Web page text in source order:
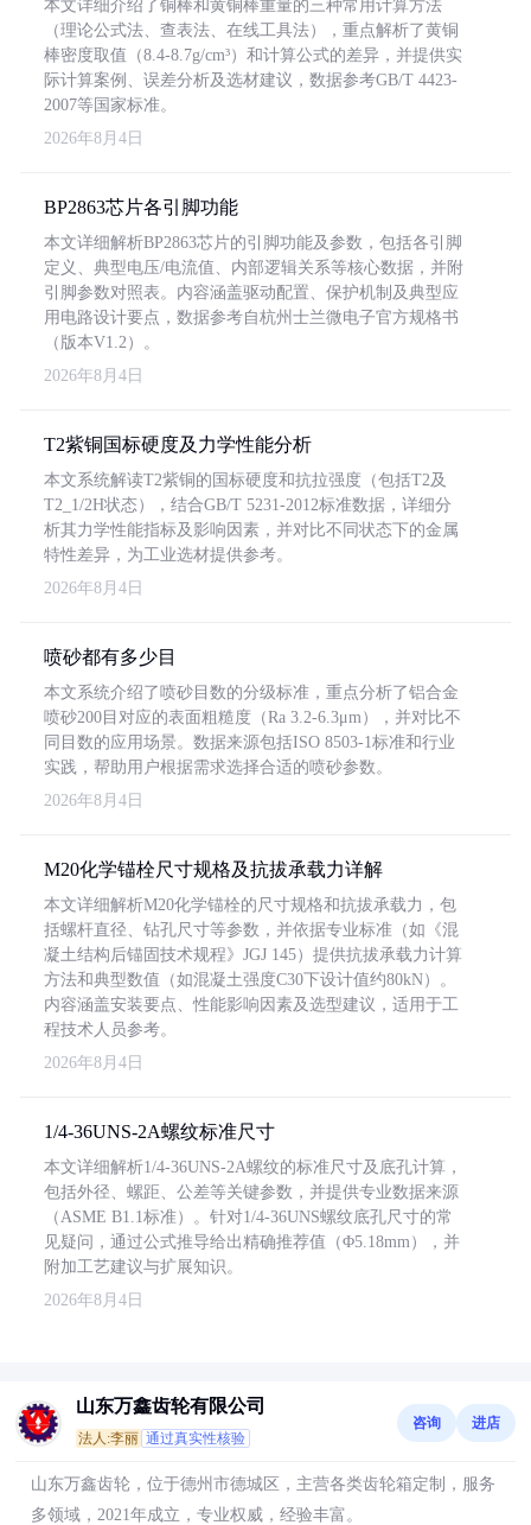
本文详细介绍了铜棒和黄铜棒重量的三种常用计算方法
（理论公式法、查表法、在线工具法），重点解析了黄铜
棒密度取值（8.4-8.7g/cm³）和计算公式的差异，并提供实
际计算案例、误差分析及选材建议，数据参考GB/T 4423-
2007等国家标准。
2026年8月4日
BP2863芯片各引脚功能
本文详细解析BP2863芯片的引脚功能及参数，包括各引脚
定义、典型电压/电流值、内部逻辑关系等核心数据，并附
引脚参数对照表。内容涵盖驱动配置、保护机制及典型应
用电路设计要点，数据参考自杭州士兰微电子官方规格书
（版本V1.2）。
2026年8月4日
T2紫铜国标硬度及力学性能分析
本文系统解读T2紫铜的国标硬度和抗拉强度（包括T2及
T2_1/2H状态），结合GB/T 5231-2012标准数据，详细分
析其力学性能指标及影响因素，并对比不同状态下的金属
特性差异，为工业选材提供参考。
2026年8月4日
喷砂都有多少目
本文系统介绍了喷砂目数的分级标准，重点分析了铝合金
喷砂200目对应的表面粗糙度（Ra 3.2-6.3μm），并对比不
同目数的应用场景。数据来源包括ISO 8503-1标准和行业
实践，帮助用户根据需求选择合适的喷砂参数。
2026年8月4日
M20化学锚栓尺寸规格及抗拔承载力详解
本文详细解析M20化学锚栓的尺寸规格和抗拔承载力，包
括螺杆直径、钻孔尺寸等参数，并依据专业标准（如《混
凝土结构后锚固技术规程》JGJ 145）提供抗拔承载力计算
方法和典型数值（如混凝土强度C30下设计值约80kN）。
内容涵盖安装要点、性能影响因素及选型建议，适用于工
程技术人员参考。
2026年8月4日
1/4-36UNS-2A螺纹标准尺寸
本文详细解析1/4-36UNS-2A螺纹的标准尺寸及底孔计算，
包括外径、螺距、公差等关键参数，并提供专业数据来源
（ASME B1.1标准）。针对1/4-36UNS螺纹底孔尺寸的常
见疑问，通过公式推导给出精确推荐值（Φ5.18mm），并
附加工艺建议与扩展知识。
2026年8月4日
山东万鑫齿轮有限公司
法人:李丽 通过真实性核验
咨询 进店
山东万鑫齿轮，位于德州市德城区，主营各类齿轮箱定制，服务
多领域，2021年成立，专业权威，经验丰富。